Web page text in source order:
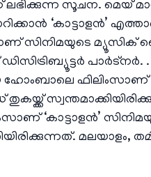
ലഭിക്കുന്ന സൂചന. മെയ്
‘കാട്ടാളൻ’
സിനിമയുടെ മ്യൂസിക്
പാർട്നർ.
ഹോംബാലെ
‘കാട്ടാളൻ’
മലയാളം,